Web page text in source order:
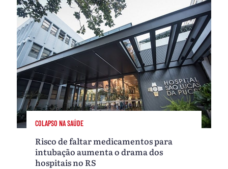
COLAPSO NA SAÚDE
Risco de faltar medicamentos para
intubação aumenta o drama dos
hospitais no RS